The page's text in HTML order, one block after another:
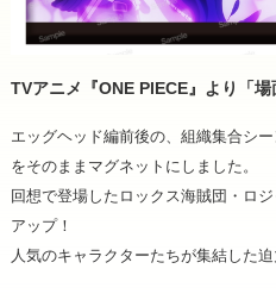
TVアニメ『ONE PIECE』より「場
エッグヘッド編前後の、組織集合シ
をそのままマグネットにしました。
回想で登場したロックス海賊団・ロ
アップ！
人気のキャラクターたちが集結した